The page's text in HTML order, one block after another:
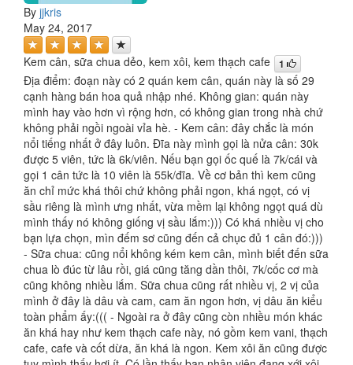
By jjkris
May 24, 2017
Kem cân, sữa chua dẻo, kem xôi, kem thạch cafe 1
Địa điểm: đoạn này có 2 quán kem cân, quán này là số 29
cạnh hàng bán hoa quả nhập nhé. Không gian: quán này
mình hay vào hơn vì rộng hơn, có không gian trong nhà chứ
không phải ngồi ngoài vỉa hè. - Kem cân: đây chắc là món
nổi tiếng nhất ở đây luôn. Đĩa này mình gọi là nửa cân: 30k
được 5 viên, tức là 6k/viên. Nếu bạn gọi ốc quế là 7k/cái và
gọi 1 cân tức là 10 viên là 55k/đĩa. Về cơ bản thì kem cũng
ăn chỉ mức khá thôi chứ không phải ngon, khá ngọt, có vị
sầu riêng là mình ưng nhất, vừa mềm lại không ngọt quá dù
mình thấy nó không giống vị sầu lắm:))) Có khá nhiều vị cho
bạn lựa chọn, mìn đếm sơ cũng đến cả chục đủ 1 cân đó:)))
- Sữa chua: cũng nổi không kém kem cân, mình biết đến sữa
chua lò đúc từ lâu rồi, giá cũng tăng dần thôi, 7k/cốc cơ mà
cũng không nhiều lắm. Sữa chua cũng rất nhiều vị, 2 vị của
mình ở đây là dâu và cam, cam ăn ngon hơn, vị dâu ăn kiểu
toàn phẩm ấy:((( - Ngoài ra ở đây cũng còn nhiều món khác
ăn khá hay như kem thạch cafe này, nó gồm kem vani, thạch
cafe, cafe và cốt dừa, ăn khá là ngon. Kem xôi ăn cũng được